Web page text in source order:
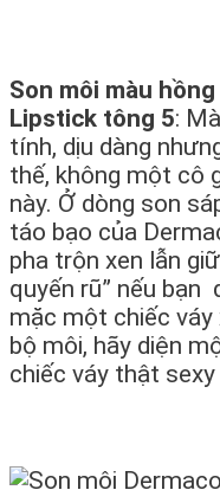
Son môi màu
Lipstick tông 5:
tính, dịu dàng
thế, không một cô
này. Ở dòng son
táo bạo của
pha trộn xen lẫn
quyến rũ” nếu bạn
mặc một chiếc váy
bộ môi, hãy diện
chiếc váy thật sexy